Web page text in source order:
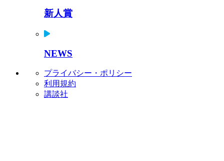
新人賞
NEWS
プライバシー・ポリシー
利用規約
講談社